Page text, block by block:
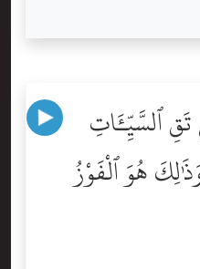
ٱلسَّيِّـَٔاتِ
هُوَ ٱلْفَوْزُ